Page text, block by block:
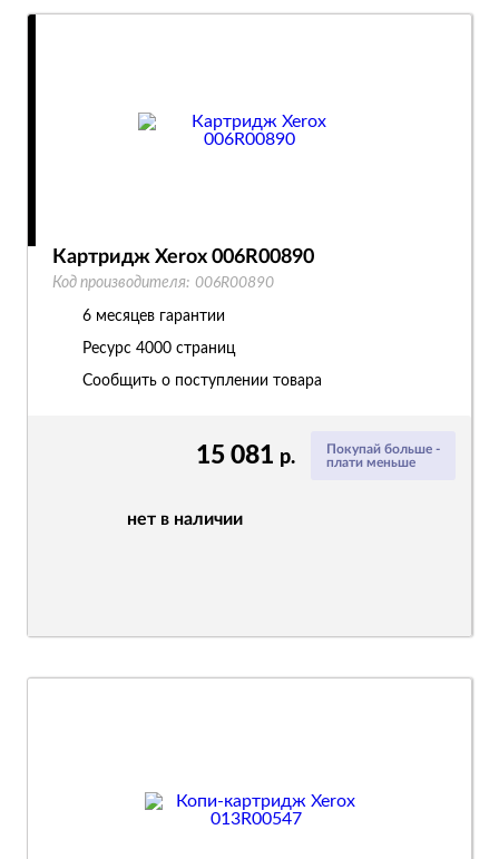
Покупай больше -
плати меньше
15 081 р.
нет в наличии
Картридж Xerox 006R00890
Код производителя: 006R00890
6 месяцев гарантии
Ресурс 4000 страниц
Сообщить о поступлении товара